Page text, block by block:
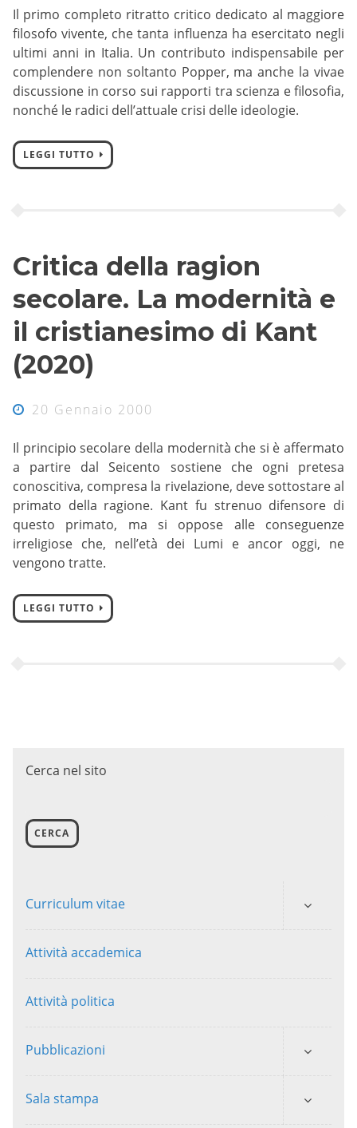
Il primo completo ritratto critico dedicato al maggiore
filosofo vivente, che tanta influenza ha esercitato negli
ultimi anni in Italia. Un contributo indispensabile per
complendere non soltanto Popper, ma anche la vivae
discussione in corso sui rapporti tra scienza e filosofia,
nonché le radici dell’attuale crisi delle ideologie.
LEGGI TUTTO
Critica della ragion
secolare. La modernità e
il cristianesimo di Kant
(2020)
20 Gennaio 2000
Il principio secolare della modernità che si è affermato
a partire dal Seicento sostiene che ogni pretesa
conoscitiva, compresa la rivelazione, deve sottostare al
primato della ragione. Kant fu strenuo difensore di
questo primato, ma si oppose alle conseguenze
irreligiose che, nell’età dei Lumi e ancor oggi, ne
vengono tratte.
LEGGI TUTTO
Cerca nel sito
CERCA
Curriculum vitae
Attività accademica
Attività politica
Pubblicazioni
Sala stampa